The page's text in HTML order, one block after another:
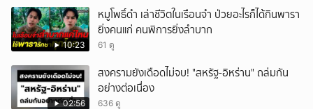
10:23
หมูโพธิ์ดำ เล่าชีวิตในเรือนจำ ป่วยอะไรก็ได้กินพารา
ยิ่งคนแก่ คนพิการยิ่งลำบาก
61 ดู
02:56
สงครามยังเดือดไม่จบ! "สหรัฐ-อิหร่าน" ถล่มกัน
อย่างต่อเนื่อง
636 ดู